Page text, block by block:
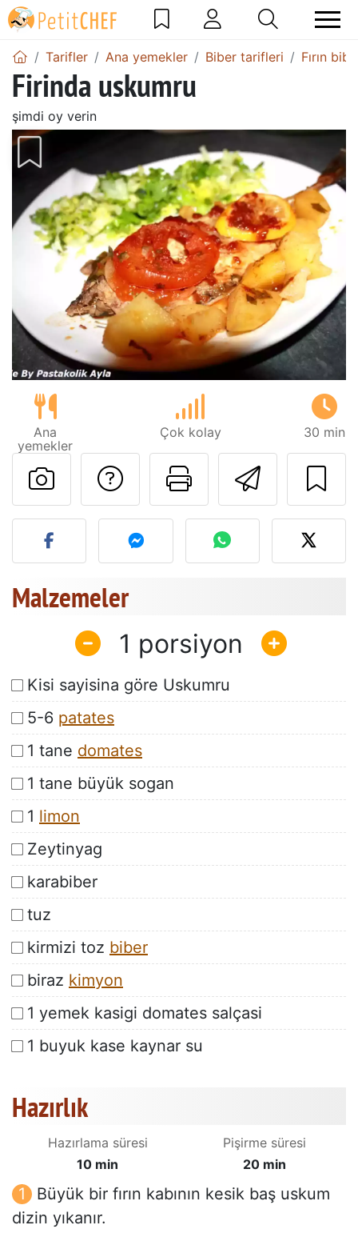
Tarifler Ana yemekler Biber tarifleri Fırın
Firinda uskumru
şimdi oy verin
Ana
yemekler
Çok kolay 30 min
Bu sayfayı
Tarif sahibine bir
Bu tarifin fotoğrafını
Malzemeler
1
Kisi sayisina göre Uskumru
5-6 patates
1 tane domates
1 tane büyük sogan
1 limon
Zeytinyag
karabiber
tuz
kirmizi toz biber
biraz kimyon
1 yemek kasigi domates salçasi
1 buyuk kase kaynar su
Hazırlık
Hazırlama süresi
10 min
Pişirme süresi
20 min
Büyük bir fırın kabının kesik baş uskum
dizin yıkanır.